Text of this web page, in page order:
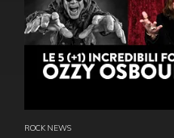
ROCK NEWS